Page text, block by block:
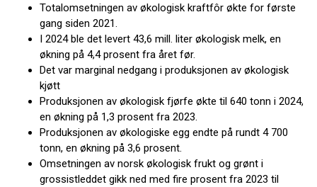
Totalomsetningen av økologisk kraftfôr økte for første
gang siden 2021.
I 2024 ble det levert 43,6 mill. liter økologisk melk, en
økning på 4,4 prosent fra året før.
Det var marginal nedgang i produksjonen av økologisk
kjøtt
Produksjonen av økologisk fjørfe økte til 640 tonn i 2024,
en økning på 1,3 prosent fra 2023.
Produksjonen av økologiske egg endte på rundt 4 700
tonn, en økning på 3,6 prosent.
Omsetningen av norsk økologisk frukt og grønt i
grossistleddet gikk ned med fire prosent fra 2023 til